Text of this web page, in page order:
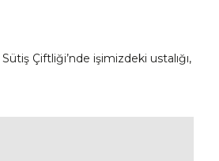
Çiftliği’nde işimizdeki ustalığı,